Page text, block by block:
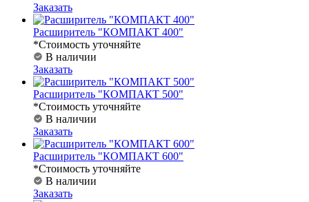
Заказать
Расширитель "КОМПАКТ 400"
*Стоимость уточняйте
В наличии
Заказать
Расширитель "КОМПАКТ 500"
*Стоимость уточняйте
В наличии
Заказать
Расширитель "КОМПАКТ 600"
*Стоимость уточняйте
В наличии
Заказать